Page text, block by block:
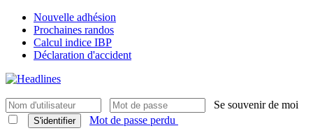
Nouvelle adhésion
Prochaines randos
Calcul indice IBP
Déclaration d'accident
Se souvenir de moi
S'identifier Mot de passe perdu